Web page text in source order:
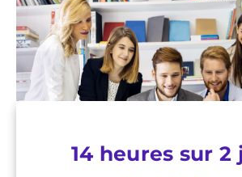
14 heures sur 2